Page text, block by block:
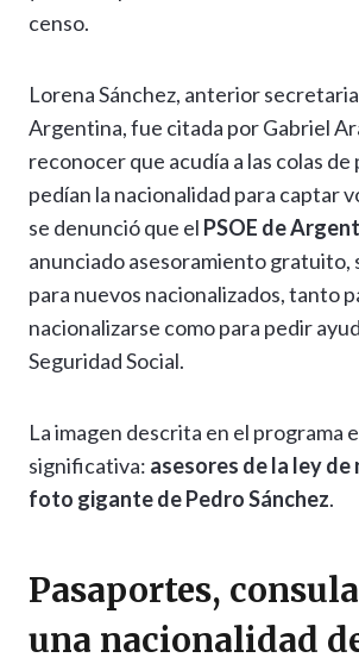
censo.
Lorena Sánchez, anterior
Argentina, fue citada por Gabriel
reconocer que acudía a las colas de
pedían la nacionalidad para captar
se denunció que el PSOE de
anunciado asesoramiento gratuito,
para nuevos nacionalizados, tanto
nacionalizarse como para pedir
Seguridad Social.
La imagen descrita en el programa
significativa: asesores de la ley de
foto gigante de Pedro Sánchez.
Pasaportes,
una nacionalidad